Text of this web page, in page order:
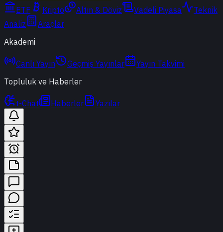
ETF
Kripto Altın & Döviz Vadeli Piyasa
Teknik
Analiz
Araçlar
Akademi
Canlı Yayın Geçmiş Yayınlar
Yayın Takvimi
Topluluk ve Haberler
t-Chat Haberler Yazılar